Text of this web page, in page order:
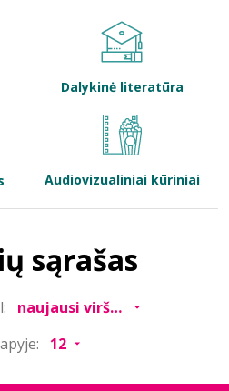
Dalykinė literatūra
Audiovizualiniai kūriniai
sąrašas